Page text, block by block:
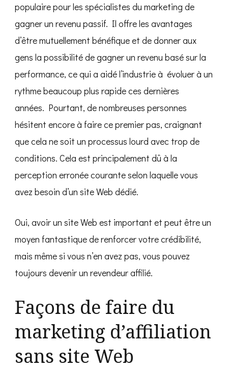
populaire pour les spécialistes du marketing de
gagner un revenu passif. Il offre les avantages
d’être mutuellement bénéfique et de donner aux
gens la possibilité de gagner un revenu basé sur la
performance, ce qui a aidé l’industrie à évoluer à un
rythme beaucoup plus rapide ces dernières
années. Pourtant, de nombreuses personnes
hésitent encore à faire ce premier pas, craignant
que cela ne soit un processus lourd avec trop de
conditions. Cela est principalement dû à la
perception erronée courante selon laquelle vous
avez besoin d’un site Web dédié.
Oui, avoir un site Web est important et peut être un
moyen fantastique de renforcer votre crédibilité,
mais même si vous n’en avez pas, vous pouvez
toujours devenir un revendeur affilié.
Façons de faire du
marketing d’affiliation
sans site Web